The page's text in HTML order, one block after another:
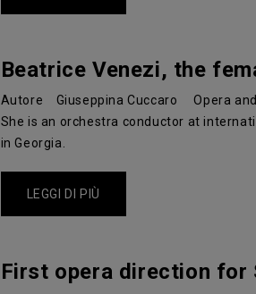
Beatrice Venezi, the
Autore Giuseppina Cuccaro Opera
She is an orchestra conductor at
in Georgia.
LEGGI DI PIÙ
First opera direction for